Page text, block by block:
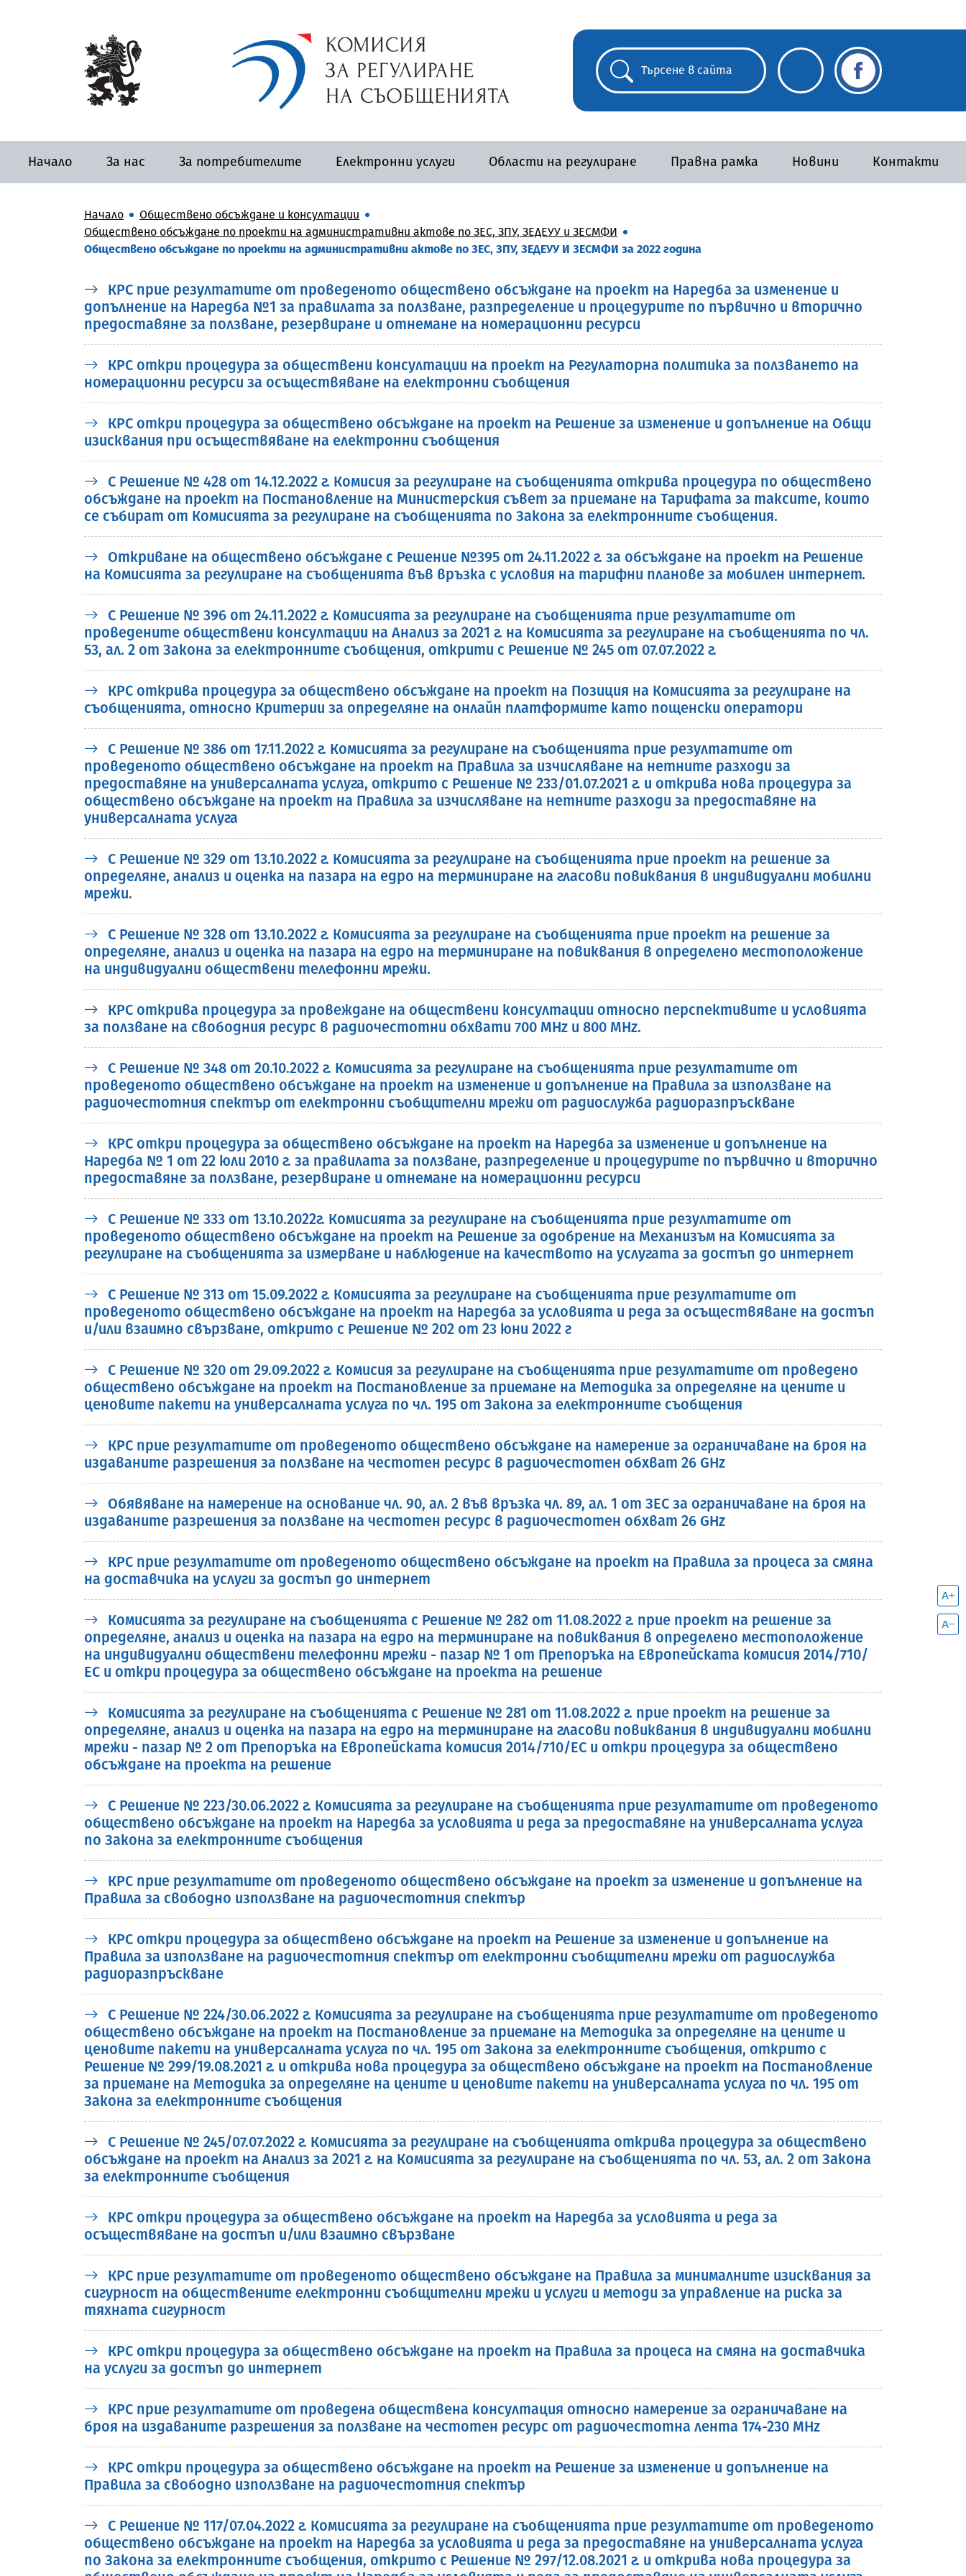
Начало За нас За потребителите Електронни услуги Области на регулиране Правна рамка Новини Контакти
Начало
Обществено обсъждане и консултации
Обществено обсъждане по проекти на административни актове по ЗЕС, ЗПУ, ЗЕДЕУУ и ЗЕСМФИ
Обществено обсъждане по проекти на административни актове по ЗЕС, ЗПУ, ЗЕДЕУУ И ЗЕСМФИ за 2022 година
КРС прие резултатите от проведеното обществено обсъждане на проект на Наредба за изменение и
допълнение на Наредба №1 за правилата за ползване, разпределение и процедурите по първично и вторично
предоставяне за ползване, резервиране и отнемане на номерационни ресурси
КРС откри процедура за обществени консултации на проект на Регулаторна политика за ползването на
номерационни ресурси за осъществяване на електронни съобщения
КРС откри процедура за обществено обсъждане на проект на Решение за изменение и допълнение на Общи
изисквания при осъществяване на електронни съобщения
С Решение № 428 от 14.12.2022 г. Комисия за регулиране на съобщенията открива процедура по обществено
обсъждане на проект на Постановление на Министерския съвет за приемане на Тарифата за таксите, които
се събират от Комисията за регулиране на съобщенията по Закона за електронните съобщения.
Откриване на обществено обсъждане с Решение №395 от 24.11.2022 г. за обсъждане на проект на Решение
на Комисията за регулиране на съобщенията във връзка с условия на тарифни планове за мобилен интернет.
С Решение № 396 от 24.11.2022 г. Комисията за регулиране на съобщенията прие резултатите от
проведените обществени консултации на Анализ за 2021 г. на Комисията за регулиране на съобщенията по чл.
53, ал. 2 от Закона за електронните съобщения, открити с Решение № 245 от 07.07.2022 г.
КРС открива процедура за обществено обсъждане на проект на Позиция на Комисията за регулиране на
съобщенията, относно Критерии за определяне на онлайн платформите като пощенски оператори
С Решение № 386 от 17.11.2022 г. Комисията за регулиране на съобщенията прие резултатите от
проведеното обществено обсъждане на проект на Правила за изчисляване на нетните разходи за
предоставяне на универсалната услуга, открито с Решение № 233/01.07.2021 г. и открива нова процедура за
обществено обсъждане на проект на Правила за изчисляване на нетните разходи за предоставяне на
универсалната услуга
С Решение № 329 от 13.10.2022 г. Комисията за регулиране на съобщенията прие проект на решение за
определяне, анализ и оценка на пазара на едро на терминиране на гласови повиквания в индивидуални мобилни
мрежи.
С Решение № 328 от 13.10.2022 г. Комисията за регулиране на съобщенията прие проект на решение за
определяне, анализ и оценка на пазара на едро на терминиране на повиквания в определено местоположение
на индивидуални обществени телефонни мрежи.
КРС открива процедура за провеждане на обществени консултации относно перспективите и условията
за ползване на свободния ресурс в радиочестотни обхвати 700 MHz и 800 MHz.
С Решение № 348 от 20.10.2022 г. Комисията за регулиране на съобщенията прие резултатите от
проведеното обществено обсъждане на проект на изменение и допълнение на Правила за използване на
радиочестотния спектър от електронни съобщителни мрежи от радиослужба радиоразпръскване
КРС откри процедура за обществено обсъждане на проект на Наредба за изменение и допълнение на
Наредба № 1 от 22 юли 2010 г. за правилата за ползване, разпределение и процедурите по първично и вторично
предоставяне за ползване, резервиране и отнемане на номерационни ресурси
С Решение № 333 от 13.10.2022г. Комисията за регулиране на съобщенията прие резултатите от
проведеното обществено обсъждане на проект на Решение за одобрение на Механизъм на Комисията за
регулиране на съобщенията за измерване и наблюдение на качеството на услугата за достъп до интернет
С Решение № 313 от 15.09.2022 г. Комисията за регулиране на съобщенията прие резултатите от
проведеното обществено обсъждане на проект на Наредба за условията и реда за осъществяване на достъп
и/или взаимно свързване, открито с Решение № 202 от 23 юни 2022 г
С Решение № 320 от 29.09.2022 г. Комисия за регулиране на съобщенията прие резултатите от проведено
обществено обсъждане на проект на Постановление за приемане на Методика за определяне на цените и
ценовите пакети на универсалната услуга по чл. 195 от Закона за електронните съобщения
КРС прие резултатите от проведеното обществено обсъждане на намерение за ограничаване на броя на
издаваните разрешения за ползване на честотен ресурс в радиочестотен обхват 26 GHz
Обявяване на намерение на основание чл. 90, ал. 2 във връзка чл. 89, ал. 1 от ЗЕС за ограничаване на броя на
издаваните разрешения за ползване на честотен ресурс в радиочестотен обхват 26 GHz
КРС прие резултатите от проведеното обществено обсъждане на проект на Правила за процеса за смяна
на доставчика на услуги за достъп до интернет
Комисията за регулиране на съобщенията с Решение № 282 от 11.08.2022 г. прие проект на решение за
определяне, анализ и оценка на пазара на едро на терминиране на повиквания в определено местоположение
на индивидуални обществени телефонни мрежи - пазар № 1 от Препоръка на Европейската комисия 2014/710/
ЕС и откри процедура за обществено обсъждане на проекта на решение
Комисията за регулиране на съобщенията с Решение № 281 от 11.08.2022 г. прие проект на решение за
определяне, анализ и оценка на пазара на едро на терминиране на гласови повиквания в индивидуални мобилни
мрежи - пазар № 2 от Препоръка на Европейската комисия 2014/710/ЕС и откри процедура за обществено
обсъждане на проекта на решение
С Решение № 223/30.06.2022 г. Комисията за регулиране на съобщенията прие резултатите от проведеното
обществено обсъждане на проект на Наредба за условията и реда за предоставяне на универсалната услуга
по Закона за електронните съобщения
КРС прие резултатите от проведеното обществено обсъждане на проект за изменение и допълнение на
Правила за свободно използване на радиочестотния спектър
КРС откри процедура за обществено обсъждане на проект на Решение за изменение и допълнение на
Правила за използване на радиочестотния спектър от електронни съобщителни мрежи от радиослужба
радиоразпръскване
С Решение № 224/30.06.2022 г. Комисията за регулиране на съобщенията прие резултатите от проведеното
обществено обсъждане на проект на Постановление за приемане на Методика за определяне на цените и
ценовите пакети на универсалната услуга по чл. 195 от Закона за електронните съобщения, открито с
Решение № 299/19.08.2021 г. и открива нова процедура за обществено обсъждане на проект на Постановление
за приемане на Методика за определяне на цените и ценовите пакети на универсалната услуга по чл. 195 от
Закона за електронните съобщения
С Решение № 245/07.07.2022 г. Комисията за регулиране на съобщенията открива процедура за обществено
обсъждане на проект на Анализ за 2021 г. на Комисията за регулиране на съобщенията по чл. 53, ал. 2 от Закона
за електронните съобщения
КРС откри процедура за обществено обсъждане на проект на Наредба за условията и реда за
осъществяване на достъп и/или взаимно свързване
КРС прие резултатите от проведеното обществено обсъждане на Правила за минималните изисквания за
сигурност на обществените електронни съобщителни мрежи и услуги и методи за управление на риска за
тяхната сигурност
КРС откри процедура за обществено обсъждане на проект на Правила за процеса на смяна на доставчика
на услуги за достъп до интернет
КРС прие резултатите от проведена обществена консултация относно намерение за ограничаване на
броя на издаваните разрешения за ползване на честотен ресурс от радиочестотна лента 174-230 MHz
КРС откри процедура за обществено обсъждане на проект на Решение за изменение и допълнение на
Правила за свободно използване на радиочестотния спектър
С Решение № 117/07.04.2022 г. Комисията за регулиране на съобщенията прие резултатите от проведеното
обществено обсъждане на проект на Наредба за условията и реда за предоставяне на универсалната услуга
по Закона за електронните съобщения, открито с Решение № 297/12.08.2021 г. и открива нова процедура за